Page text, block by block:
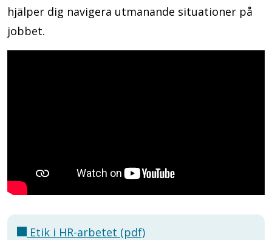
hjälper dig navigera utmanande situationer på
jobbet.
Etik i HR-arbetet (pdf)